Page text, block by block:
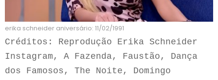
erika schneider aniversário: 11/02/1991
Créditos: Reprodução Erika Schneider
Instagram, A Fazenda, Faustão, Dança
dos Famosos, The Noite, Domingo